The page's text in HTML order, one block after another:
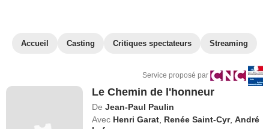
Accueil Casting Critiques spectateurs Streaming
Service proposé par
Le Chemin de l'honneur
De Jean-Paul Paulin
Avec Henri Garat Renée Saint-Cyr,André